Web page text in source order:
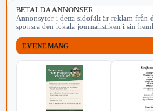
BETALDA ANNONSER
Annonsytor i detta sidofält är reklam från
sponsra den lokala journalistiken i sin
EVENEMANG